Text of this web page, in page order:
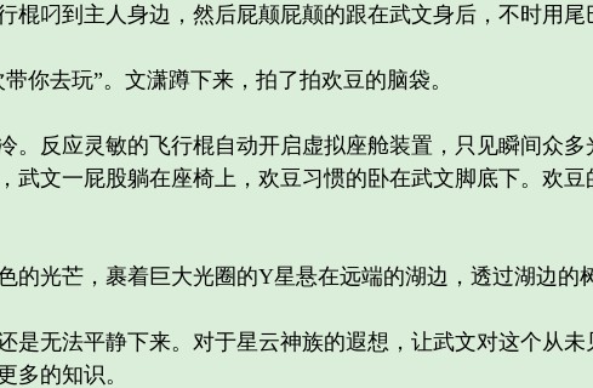
棍叼到主人身边，然后屁颠屁颠的跟在武文身后，不时用尾
去玩”。文潇蹲下来，拍了拍欢豆的脑袋。
反应灵敏的飞行棍自动开启虚拟座舱装置，只见瞬间众多
武文一屁股躺在座椅上，欢豆习惯的卧在武文脚底下。欢
光芒，裹着巨大光圈的Y星悬在远端的湖边，透过湖边的
无法平静下来。对于星云神族的遐想，让武文对这个从未
多的知识。